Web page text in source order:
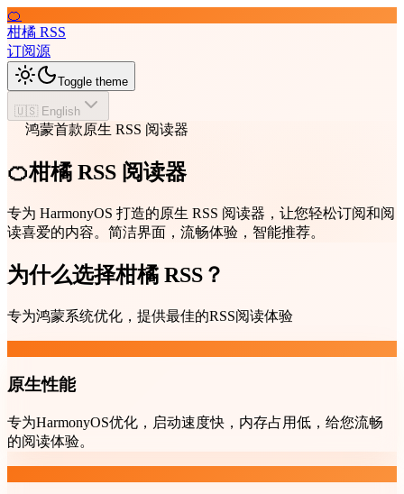
🍊
柑橘 RSS
订阅源
Toggle theme
🇺🇸 English
鸿蒙首款原生 RSS 阅读器
🍊柑橘 RSS 阅读器
专为 HarmonyOS 打造的原生 RSS 阅读器，让您轻松订阅和阅
读喜爱的内容。简洁界面，流畅体验，智能推荐。
为什么选择柑橘 RSS？
专为鸿蒙系统优化，提供最佳的RSS阅读体验
原生性能
专为HarmonyOS优化，启动速度快，内存占用低，给您流畅
的阅读体验。